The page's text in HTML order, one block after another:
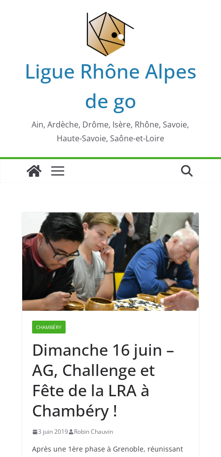
Ligue Rhône Alpes
de go
Ain, Ardèche, Drôme, Isère, Rhône, Savoie,
Haute-Savoie, Saône-et-Loire
CHAMBÉRY
Dimanche 16 juin –
AG, Challenge et
Fête de la LRA à
Chambéry !
3 juin 2019 Robin Chauvin
Après une 1ère phase à Grenoble, réunissant